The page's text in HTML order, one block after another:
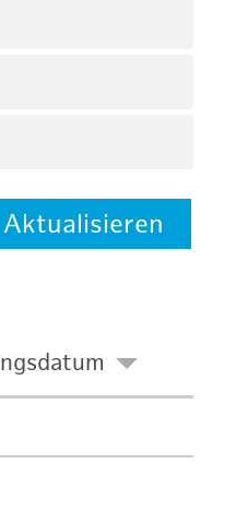
Aktualisieren